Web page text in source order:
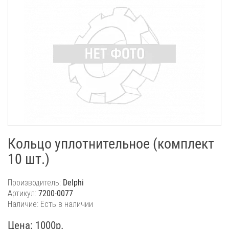
Кольцо уплотнительное (комплект
10 шт.)
Производитель: Delphi
Артикул: 7200-0077
Наличие: Есть в наличии
Цена: 1000р.